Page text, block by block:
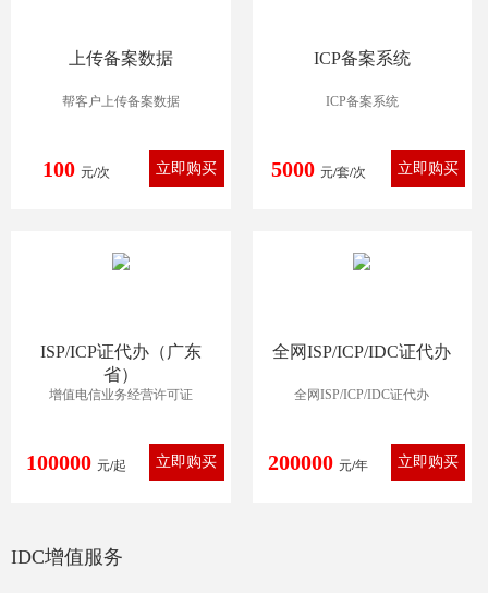
上传备案数据
帮客户上传备案数据
100 元/次
ICP备案系统
ICP备案系统
5000 元/套/次
ISP/ICP证代办（广东
省）
增值电信业务经营许可证
100000 元/起
全网ISP/ICP/IDC证代办
全网ISP/ICP/IDC证代办
200000 元/年
IDC增值服务